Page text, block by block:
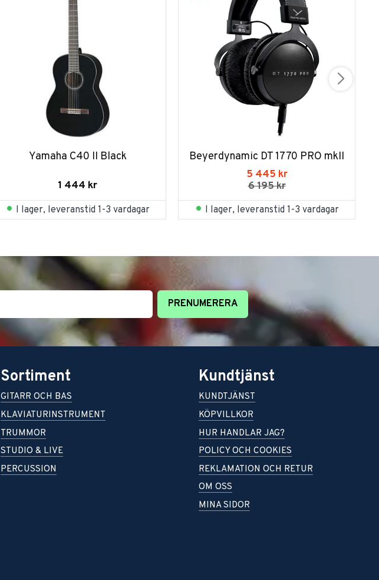
Yamaha C40 II Black
1 444 kr
I lager, leveranstid 1-3 vardagar
Beyerdynamic DT 1770 PRO mkII
5 445 kr
6 195kr
I lager, leveranstid 1-3 vardagar
PRENUMERERA
Sortiment
GITARR OCH BAS
KLAVIATURINSTRUMENT
TRUMMOR
STUDIO & LIVE
PERCUSSION
Kundtjänst
KUNDTJÄNST
KÖPVILLKOR
HUR HANDLAR JAG?
POLICY OCH COOKIES
REKLAMATION OCH RETUR
OM OSS
MINA SIDOR